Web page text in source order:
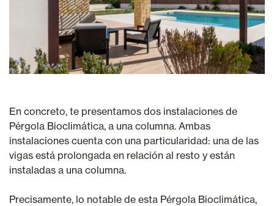
En concreto, te presentamos dos instalaciones de
Pérgola Bioclimática, a una columna. Ambas
instalaciones cuenta con una particularidad: una de las
vigas está prolongada en relación al resto y están
instaladas a una columna.
Precisamente, lo notable de esta Pérgola Bioclimática,